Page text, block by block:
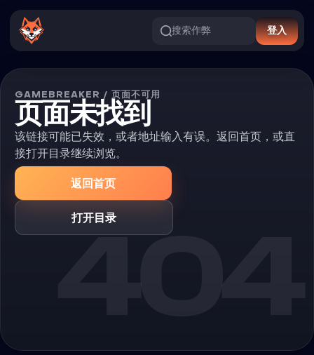
搜索作弊 登入
GAMEBREAKER / 页面不可用
页面未找到
该链接可能已失效，或者地址输入有误。返回首页，或直
接打开目录继续浏览。
返回首页
打开目录
404